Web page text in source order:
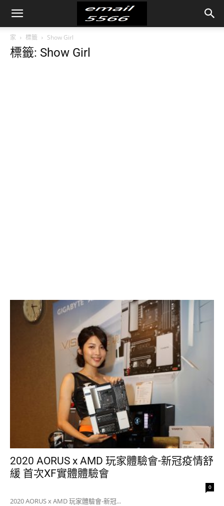
家 標籤 Show Girl
標籤: Show Girl
2020 AORUS x AMD 玩家體驗會-新冠疫情舒
緩 首次XF實體體驗會
0
2020 AORUS x AMD 玩家體驗會-新冠...